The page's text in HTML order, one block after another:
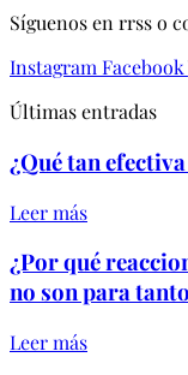
Síguenos en rrss o
Instagram Facebook
Últimas entradas
¿Qué tan
Leer más
¿Por qué
no son para
Leer más